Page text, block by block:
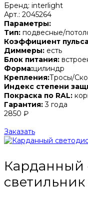
Бренд: interlight
Арт.: 2045264
Параметры:
Тип: подвесные/
Коэффициент
Диммеры: есть
Блок питания:
Форма:цилиндр
Крепления:Тросы/
Индекс степени
Покраска по RAL:
Гарантия:3 года
2850 ₽
Заказать
Карданный
светильник